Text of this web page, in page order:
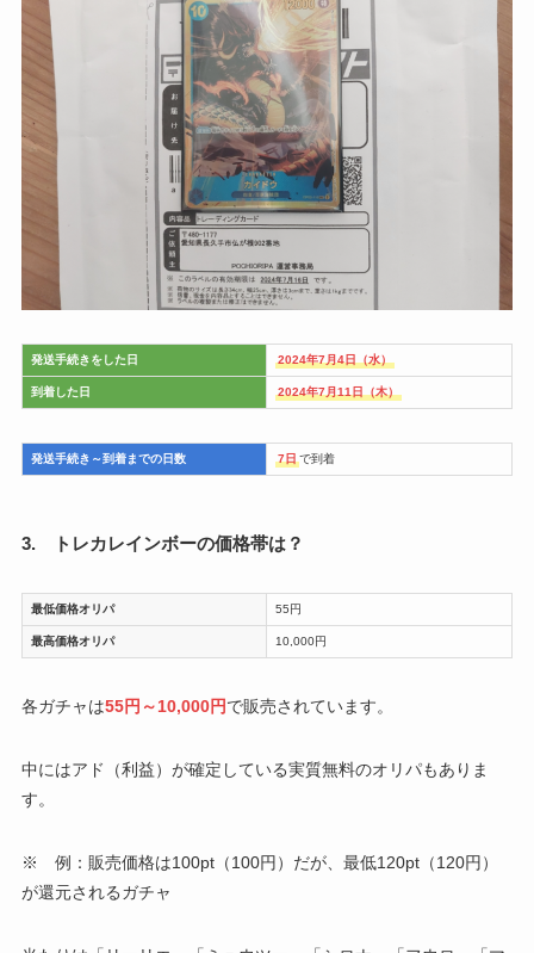
発送手続きをした日 2024年7月4日（水）
到着した日 2024年7月11日（木）
発送手続き～到着までの日数 7日で到着
3. トレカレインボーの価格帯は？
最低価格オリパ 55円
最高価格オリパ 10,000円
各ガチャは55円～10,000円で販売されています。
中にはアド（利益）が確定している実質無料のオリパもありま
す。
※ 例：販売価格は100pt（100円）だが、最低120pt（120円）
が還元されるガチャ